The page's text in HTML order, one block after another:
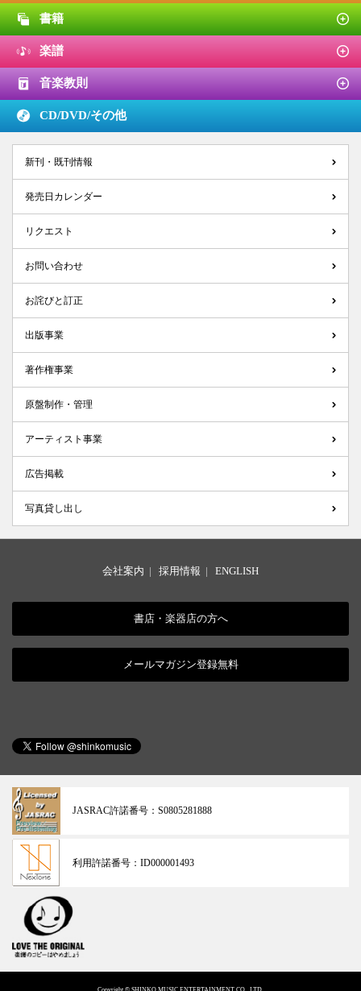
書籍
楽譜
音楽教則
CD/DVD/その他
新刊・既刊情報
発売日カレンダー
リクエスト
お問い合わせ
お詫びと訂正
出版事業
著作権事業
原盤制作・管理
アーティスト事業
広告掲載
写真貸し出し
会社案内 | 採用情報 | ENGLISH
書店・楽器店の方へ
メールマガジン登録無料
JASRAC許諾番号： S0805281888
利用許諾番号： ID000001493